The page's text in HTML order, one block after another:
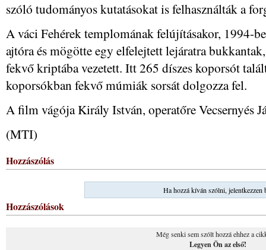
szóló tudományos kutatásokat is felhasználták a
A váci Fehérek templomának felújításakor, 1994-
ajtóra és mögötte egy elfelejtett lejáratra
fekvő kriptába vezetett. Itt 265 díszes koporsót
koporsókban fekvő múmiák sorsát dolgozza fel.
A film vágója Király István, operatőre Vecsernyés
(MTI)
Hozzászólás
Ha hozzá kíván szólni, jelentkezzen
Hozzászólások
Még senki sem szólt hozzá ehhez a
Legyen Ön az első!